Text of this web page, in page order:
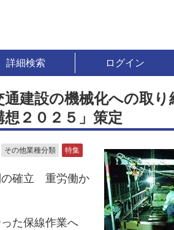
詳細検索 ログイン
建設の機械化への取
２０２５」策定
その他業種分類 特集
確立 重労働か
た保線作業へ